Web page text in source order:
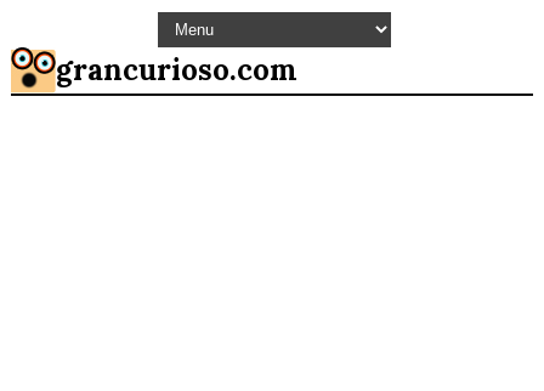
grancurioso.com